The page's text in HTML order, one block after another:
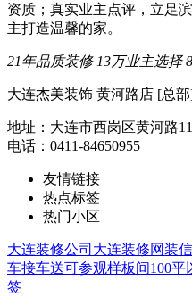
资质；真实业主点评，立足
主打造温馨的家。
21年品质装修 13万业主选择
大连杰美装饰 黄河路店 [总
地址：大连市西岗区黄河路
电话：0411-84650955
友情链接
热点标签
热门小区
大连装修公司 大连装修网装
车接车送可参观样板间100平
签